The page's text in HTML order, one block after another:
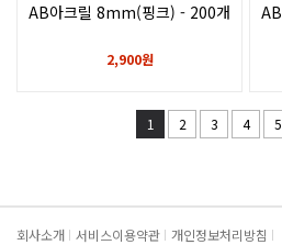
AB아크릴 8mm(핑크) - 200개
2,900원
1 2 3 4 5
회사소개 서비스이용약관 개인정보처리방침